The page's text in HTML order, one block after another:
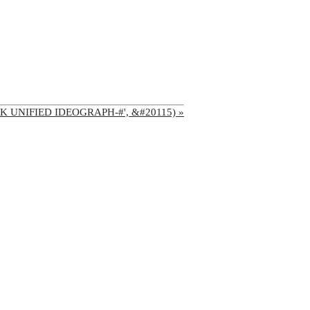
UNIFIED IDEOGRAPH-#', &#20115) »